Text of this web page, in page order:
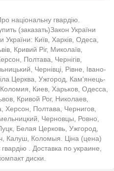
національну гвардію.
(заказать)Закон України
України: Київ, Харків, Одеса,
Кривий Ріг, Миколаїв,
Полтава, Чернігів,
Чернівці, Рівне, Івано-
Церква, Ужгород, Кам'янець-
Киев, Харьков, Одесса,
Кривой Рог, Николаев,
Полтава, Чернигов,
Черновцы, Ровно,
Белая Церковь, Ужгород,
Калуш, Коломыя. Ціна (цена)
. Доставка по украине,
диски.